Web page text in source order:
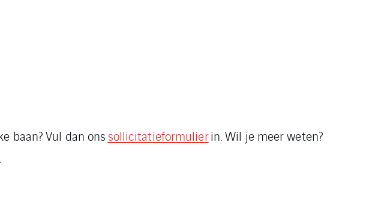
baan? Vul dan ons sollicitatieformulierin. Wil je meer weten?